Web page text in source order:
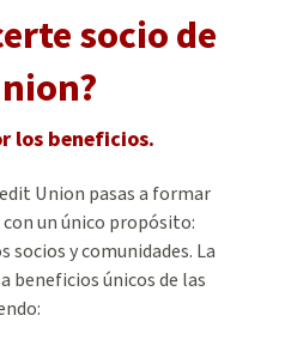
socio de
los beneficios.
Union pasas a formar
un único propósito:
socios y comunidades. La
beneficios únicos de las